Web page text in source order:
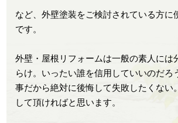
など、外壁塗装をご検討されている方に
です。
外壁・屋根リフォームは一般の素人には
らけ。いったい誰を信用していいのだろ
事だから絶対に後悔して失敗したくない
して頂ければと思います。